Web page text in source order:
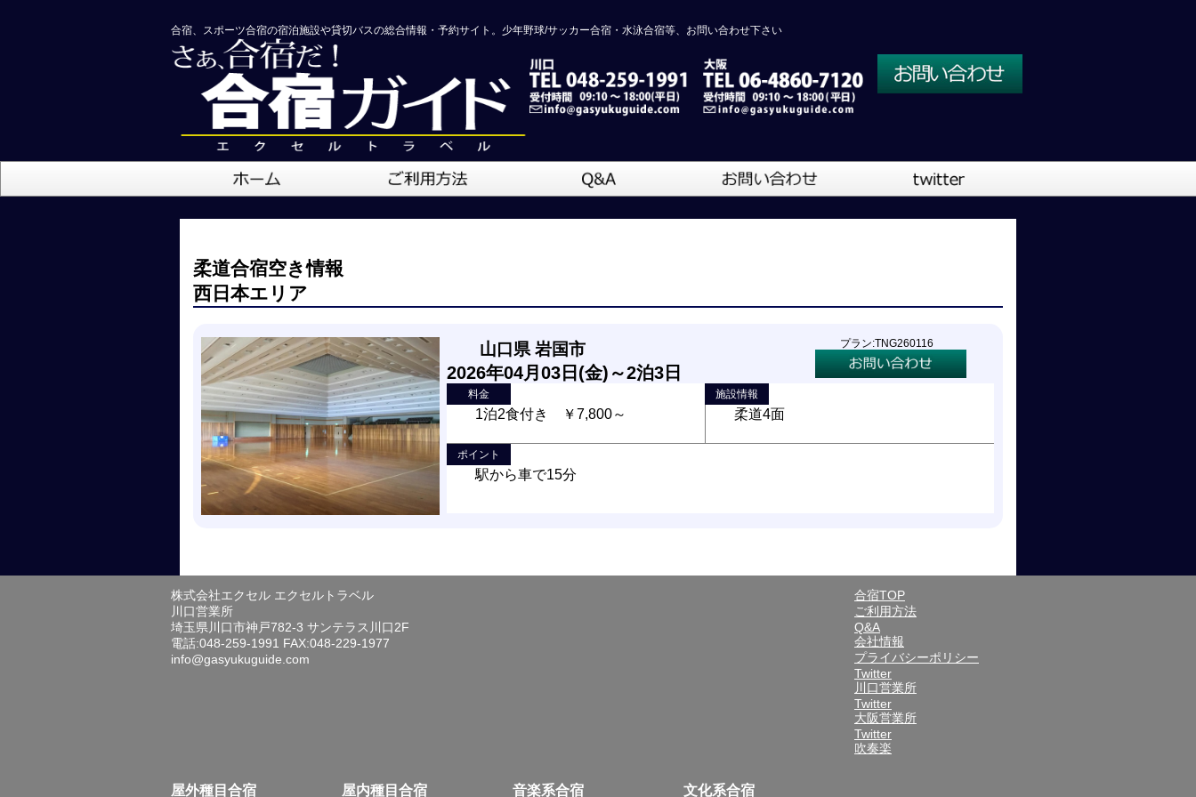
合宿、スポーツ合宿の宿泊施設や貸切バスの総合情報・予約サイト。少年野球/サッカー合宿・水泳合宿等、お問い合わせ下さい
柔道合宿空き情報
西日本エリア
山口県 岩国市
2026年04月03日(金)～2泊3日
プラン:TNG260116
料金
1泊2食付き ￥7,800～
施設情報
柔道4面
ポイント
駅から車で15分
株式会社エクセル エクセルトラベル
川口営業所
埼玉県川口市神戸782-3 サンテラス川口2F
電話:048-259-1991 FAX:048-229-1977
info@gasyukuguide.com
合宿TOP
ご利用方法
Q&A
会社情報
プライバシーポリシー
Twitter
川口営業所
Twitter
大阪営業所
Twitter
吹奏楽
屋外種目合宿 屋内種目合宿 音楽系合宿 文化系合宿